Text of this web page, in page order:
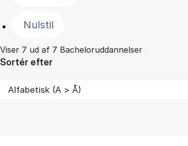
Nulstil
Viser 7 ud af 7 Bacheloruddannelser
Sortér efter